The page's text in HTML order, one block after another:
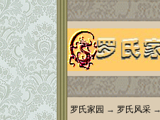
罗氏家园 → 罗氏风采 →